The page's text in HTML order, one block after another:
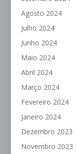
Agosto 2024
Julho 2024
Junho 2024
Maio 2024
Abril 2024
Março 2024
Fevereiro 2024
Janeiro 2024
Dezembro 2023
Novembro 2023